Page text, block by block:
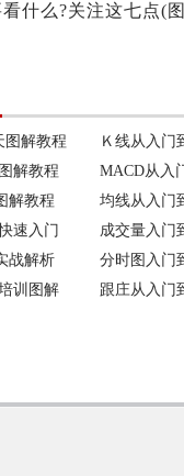
什么?关注这七点(